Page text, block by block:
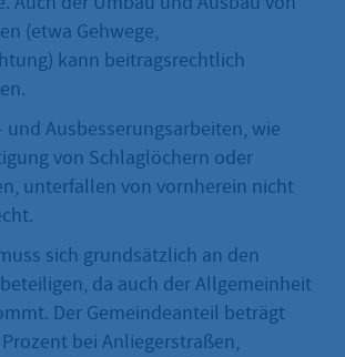
(etwa Gehwege,
kann beitragsrechtlich
Ausbesserungsarbeiten, wie
von Schlaglöchern oder
unterfallen von vornherein nicht
sich grundsätzlich an den
da auch der Allgemeinheit
Der Gemeindeanteil beträgt
bei Anliegerstraßen,